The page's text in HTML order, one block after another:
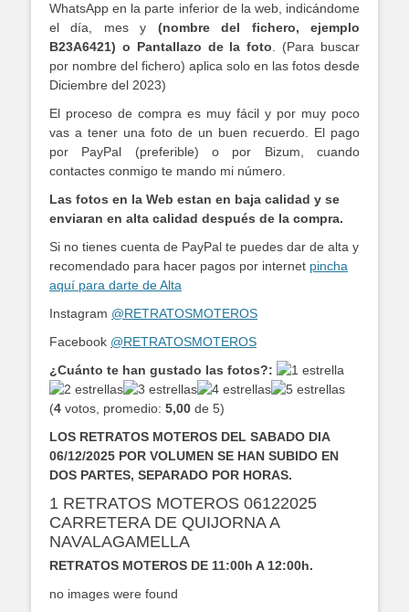
WhatsApp en la parte inferior de la web, indicándome
el día, mes y (nombre del fichero, ejemplo
B23A6421) o Pantallazo de la foto . (Para buscar
por nombre del fichero) aplica solo en las fotos desde
Diciembre del 2023)
El proceso de compra es muy fácil y por muy poco
vas a tener una foto de un buen recuerdo. El pago
por PayPal (preferible) o por Bizum, cuando
contactes conmigo te mando mi número.
Las fotos en la Web estan en baja calidad y se
enviaran en alta calidad después de la compra.
Si no tienes cuenta de PayPal te puedes dar de alta y
recomendado para hacer pagos por internet pincha
aquí para darte de Alta
Instagram @RETRATOSMOTEROS
Facebook @RETRATOSMOTEROS
¿Cuánto te han gustado las fotos?:
(4 votos, promedio: 5,00 de 5)
LOS RETRATOS MOTEROS DEL SABADO DIA
06/12/2025 POR VOLUMEN SE HAN SUBIDO EN
DOS PARTES, SEPARADO POR HORAS.
1 RETRATOS MOTEROS 06122025
CARRETERA DE QUIJORNA A
NAVALAGAMELLA
RETRATOS MOTEROS DE 11:00h A 12:00h.
no images were found